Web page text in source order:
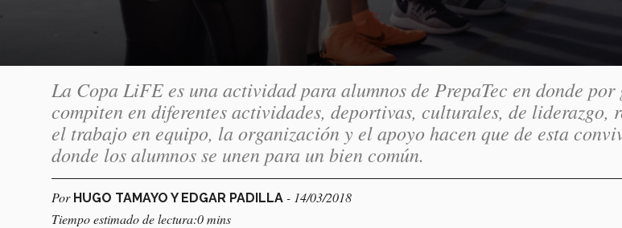
La Copa LiFE es una actividad para alumnos de PrepaTec en donde por
compiten en diferentes actividades, deportivas, culturales, de liderazgo,
el trabajo en equipo, la organización y el apoyo hacen que de esta
donde los alumnos se unen para un bien común.
Por HUGO TAMAYO Y EDGAR PADILLA - 14/03/2018
Tiempo estimado de lectura:0 mins